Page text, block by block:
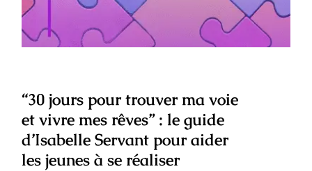
“30 jours pour trouver ma voie
et vivre mes rêves” : le guide
d’Isabelle Servant pour aider
les jeunes à se réaliser